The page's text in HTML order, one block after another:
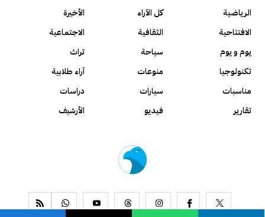
الرياضية
كل الآراء
الأخيرة
الافتتاحية
الثقافية
الاجتماعية
يوم و يوم
سياحة
تراث
تكنولوجيا
منوعات
آراء طلابية
مناسبات
سيارات
دراسات
تقارير
فيديو الأرشيف